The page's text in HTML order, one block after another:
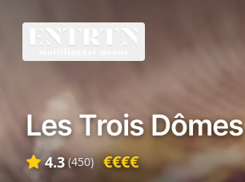
Les Trois Dômes
4.3 (450) €€€€